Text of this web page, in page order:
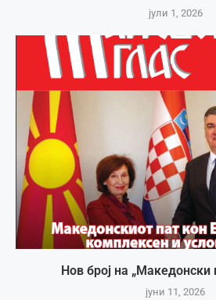
јули 1, 2026
Нов број на „Македонски
јуни 11, 2026